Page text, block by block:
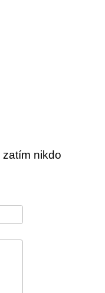
zatím nikdo